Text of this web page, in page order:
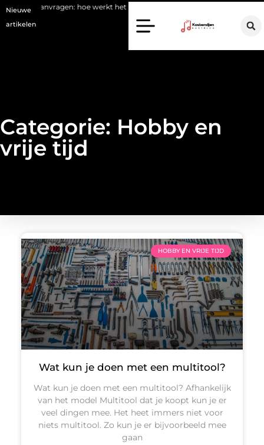
Nieuwe
artikelen
aanvragen: hoe werkt het
Categorie: Hobby en
vrije tijd
HOBBY EN VRIJE TIJD
Wat kun je doen met een multitool?
Wat kun je doen met een multitool? Afhankelijk
van het model Multitool dat je koopt kun je er
veel dingen mee. Het heet immers niet voor
niets multitool. Zo kun je er bijvoorbeeld mee
gaan